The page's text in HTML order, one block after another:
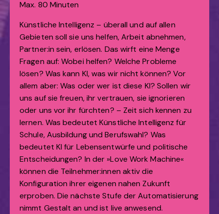
Max. 80 Minuten
Künstliche Intelligenz – überall und auf allen
Gebieten soll sie uns helfen, Arbeit abnehmen,
Partner:in sein, erlösen. Das wirft eine Menge
Fragen auf: Wobei helfen? Welche Probleme
lösen? Was kann KI, was wir nicht können? Vor
allem aber: Was oder wer ist diese KI? Sollen wir
uns auf sie freuen, ihr vertrauen, sie ignorieren
oder uns vor ihr fürchten? – Zeit sich kennen zu
lernen. Was bedeutet Künstliche Intelligenz für
Schule, Ausbildung und Berufswahl? Was
bedeutet KI für Lebensentwürfe und politische
Entscheidungen? In der »Love Work Machine«
können die Teilnehmer:innen aktiv die
Konfiguration ihrer eigenen nahen Zukunft
erproben. Die nächste Stufe der Automatisierung
nimmt Gestalt an und ist live anwesend.